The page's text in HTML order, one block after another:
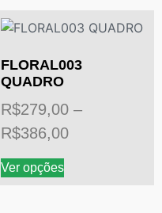
FLORAL003
QUADRO
R$279,00 –
R$386,00
Ver opções